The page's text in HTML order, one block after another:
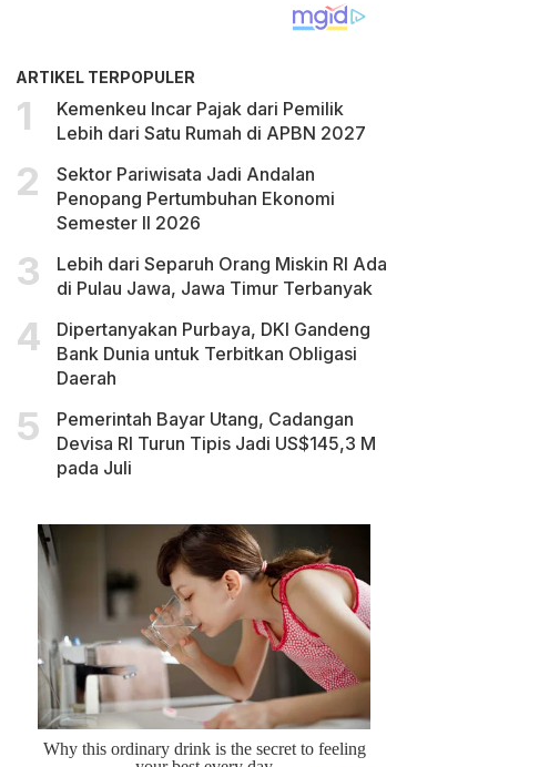
ARTIKEL TERPOPULER
Kemenkeu Incar Pajak dari Pemilik
Lebih dari Satu Rumah di APBN 2027
Sektor Pariwisata Jadi Andalan
Penopang Pertumbuhan Ekonomi
Semester II 2026
Lebih dari Separuh Orang Miskin RI Ada
di Pulau Jawa, Jawa Timur Terbanyak
Dipertanyakan Purbaya, DKI Gandeng
Bank Dunia untuk Terbitkan Obligasi
Daerah
Pemerintah Bayar Utang, Cadangan
Devisa RI Turun Tipis Jadi US$145,3 M
pada Juli